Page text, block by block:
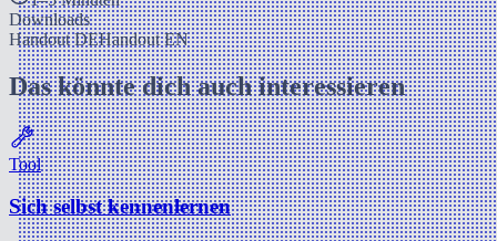
Downloads
Handout DEHandout EN
Das könnte dich auch interessieren
Tool
Sich selbst kennenlernen